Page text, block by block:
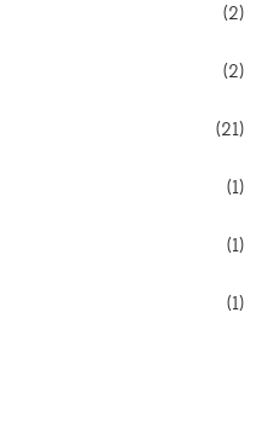
(2)
(2)
(21)
(1)
(1)
(1)